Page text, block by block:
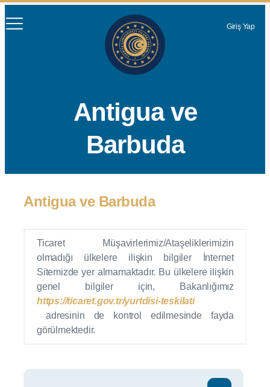
Giriş Yap
Antigua ve
Barbuda
Antigua ve Barbuda
Ticaret Müşavirlerimiz/Ataşeliklerimizin
olmadığı ülkelere ilişkin bilgiler İnternet
Sitemizde yer almamaktadır. Bu ülkelere ilişkin
genel bilgiler için, Bakanlığımız
https://ticaret.gov.tr/yurtdisi-teskilati
adresinin de kontrol edilmesinde fayda
görülmektedir.